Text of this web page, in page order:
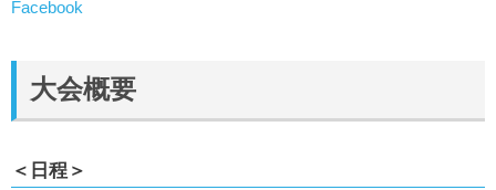
Facebook
大会概要
＜日程＞